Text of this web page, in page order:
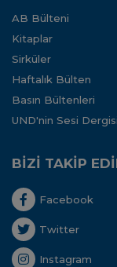
AB Bülteni
Kitaplar
Sirküler
Haftalık Bülten
Basın Bültenleri
UND'nin Sesi Dergisi
BİZİ TAKİP
Facebook
Twitter
Instagram